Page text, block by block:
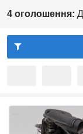
4 оголошення: